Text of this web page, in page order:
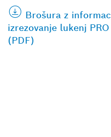
Brošura z
izrezovanje lukenj
(PDF)